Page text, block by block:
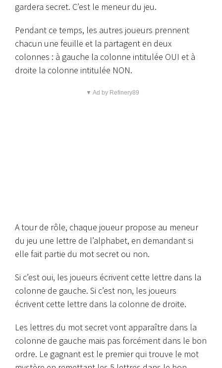
gardera secret. C’est le meneur du jeu.
Pendant ce temps, les autres joueurs prennent
chacun une feuille et la partagent en deux
colonnes : à gauche la colonne intitulée OUI et à
droite la colonne intitulée NON.
▼ Ad by Refinery89
A tour de rôle, chaque joueur propose au meneur
du jeu une lettre de l’alphabet, en demandant si
elle fait partie du mot secret ou non.
Si c’est oui, les joueurs écrivent cette lettre dans la
colonne de gauche. Si c’est non, les joueurs
écrivent cette lettre dans la colonne de droite.
Les lettres du mot secret vont apparaître dans la
colonne de gauche mais pas forcément dans le bon
ordre. Le gagnant est le premier qui trouve le mot